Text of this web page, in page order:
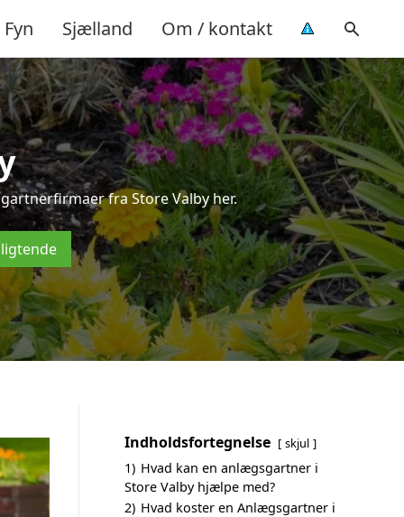
Fyn Sjælland Om / kontakt
fra Store Valby her.
Indholdsfortegnelse skjul
1) Hvad kan en anlægsgartner i
Store Valby hjælpe med?
2) Hvad koster en Anlægsgartner i